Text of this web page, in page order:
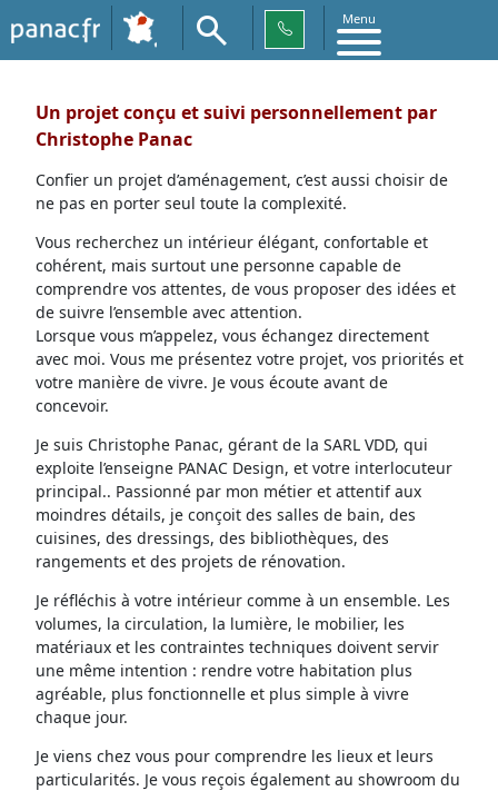
Menu
Un projet conçu et suivi personnellement par
Christophe Panac
Confier un projet d’aménagement, c’est aussi choisir de
ne pas en porter seul toute la complexité.
Vous recherchez un intérieur élégant, confortable et
cohérent, mais surtout une personne capable de
comprendre vos attentes, de vous proposer des idées et
de suivre l’ensemble avec attention.
Lorsque vous m’appelez, vous échangez directement
avec moi. Vous me présentez votre projet, vos priorités et
votre manière de vivre. Je vous écoute avant de
concevoir.
Je suis Christophe Panac, gérant de la SARL VDD, qui
exploite l’enseigne PANAC Design, et votre interlocuteur
principal.. Passionné par mon métier et attentif aux
moindres détails, je conçoit des salles de bain, des
cuisines, des dressings, des bibliothèques, des
rangements et des projets de rénovation.
Je réfléchis à votre intérieur comme à un ensemble. Les
volumes, la circulation, la lumière, le mobilier, les
matériaux et les contraintes techniques doivent servir
une même intention : rendre votre habitation plus
agréable, plus fonctionnelle et plus simple à vivre
chaque jour.
Je viens chez vous pour comprendre les lieux et leurs
particularités. Je vous reçois également au showroom du